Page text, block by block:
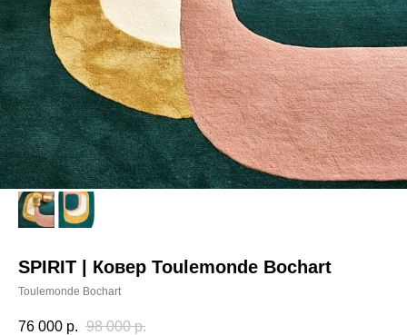
SPIRIT | Ковер Toulemonde Bochart
Toulemonde Bochart
76 000 р. 98 000 р.